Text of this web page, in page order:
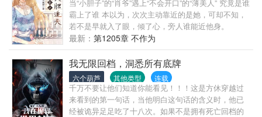
当“小胆子”的“肖爷”遇上“不会开口”的“薄美人” 究竟是谁
霸上了谁 本以为，次次主动靠近的是她，可却不知，
若不是早就入了眼，倾了心，旁人谁能近他身。
最新： 第1205章 不作为
我无限回档，洞悉所有底牌
六个葫芦 其他类型 连载
千万不要让他们知道你能看见！！！这是方休穿越过
来看到的第一句话，当他明白这句话的含义时，他已
经被诡异足足吃了十八次。如果不是拥有死亡回档的